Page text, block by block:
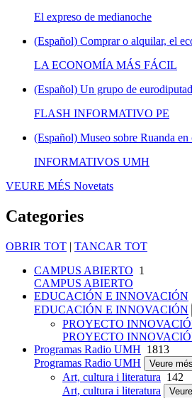
El expreso de medianoche
(Español) Comprar o alquilar, el
LA ECONOMÍA MÁS FÁCIL
(Español) Un grupo de
FLASH INFORMATIVO PE
(Español) Museo sobre Ruanda
INFORMATIVOS UMH
VEURE MÉS Novetats
Categories
OBRIR TOT | TANCAR TOT
CAMPUS ABIERTO 1
CAMPUS ABIERTO
EDUCACIÓN E INNOVACIÓN
EDUCACIÓN E INNOVACIÓN
PROYECTO
PROYECTO
Programas Radio UMH 1813
Programas Radio UMH
Veure més
Art, cultura i literatura 142
Art, cultura i literatura